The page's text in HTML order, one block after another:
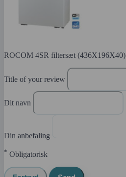
ROCOM 4SR filtersæt (436X196X40)
Title of your review
Dit navn
Din anbefaling
* Obligatorisk